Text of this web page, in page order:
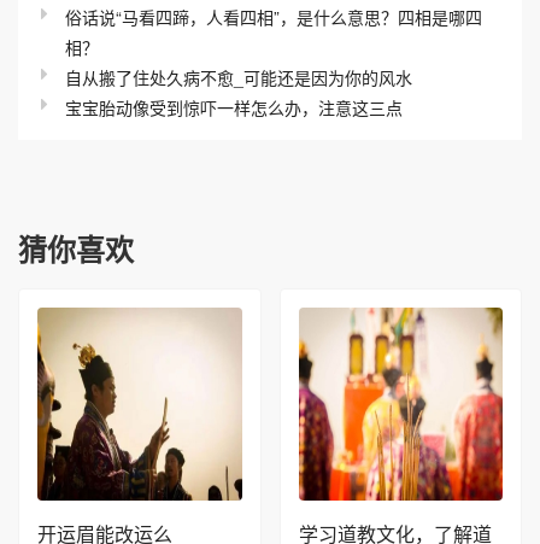
俗话说“马看四蹄，人看四相”，是什么意思？四相是哪四
相？
自从搬了住处久病不愈_可能还是因为你的风水
宝宝胎动像受到惊吓一样怎么办，注意这三点
猜你喜欢
开运眉能改运么
学习道教文化，了解道